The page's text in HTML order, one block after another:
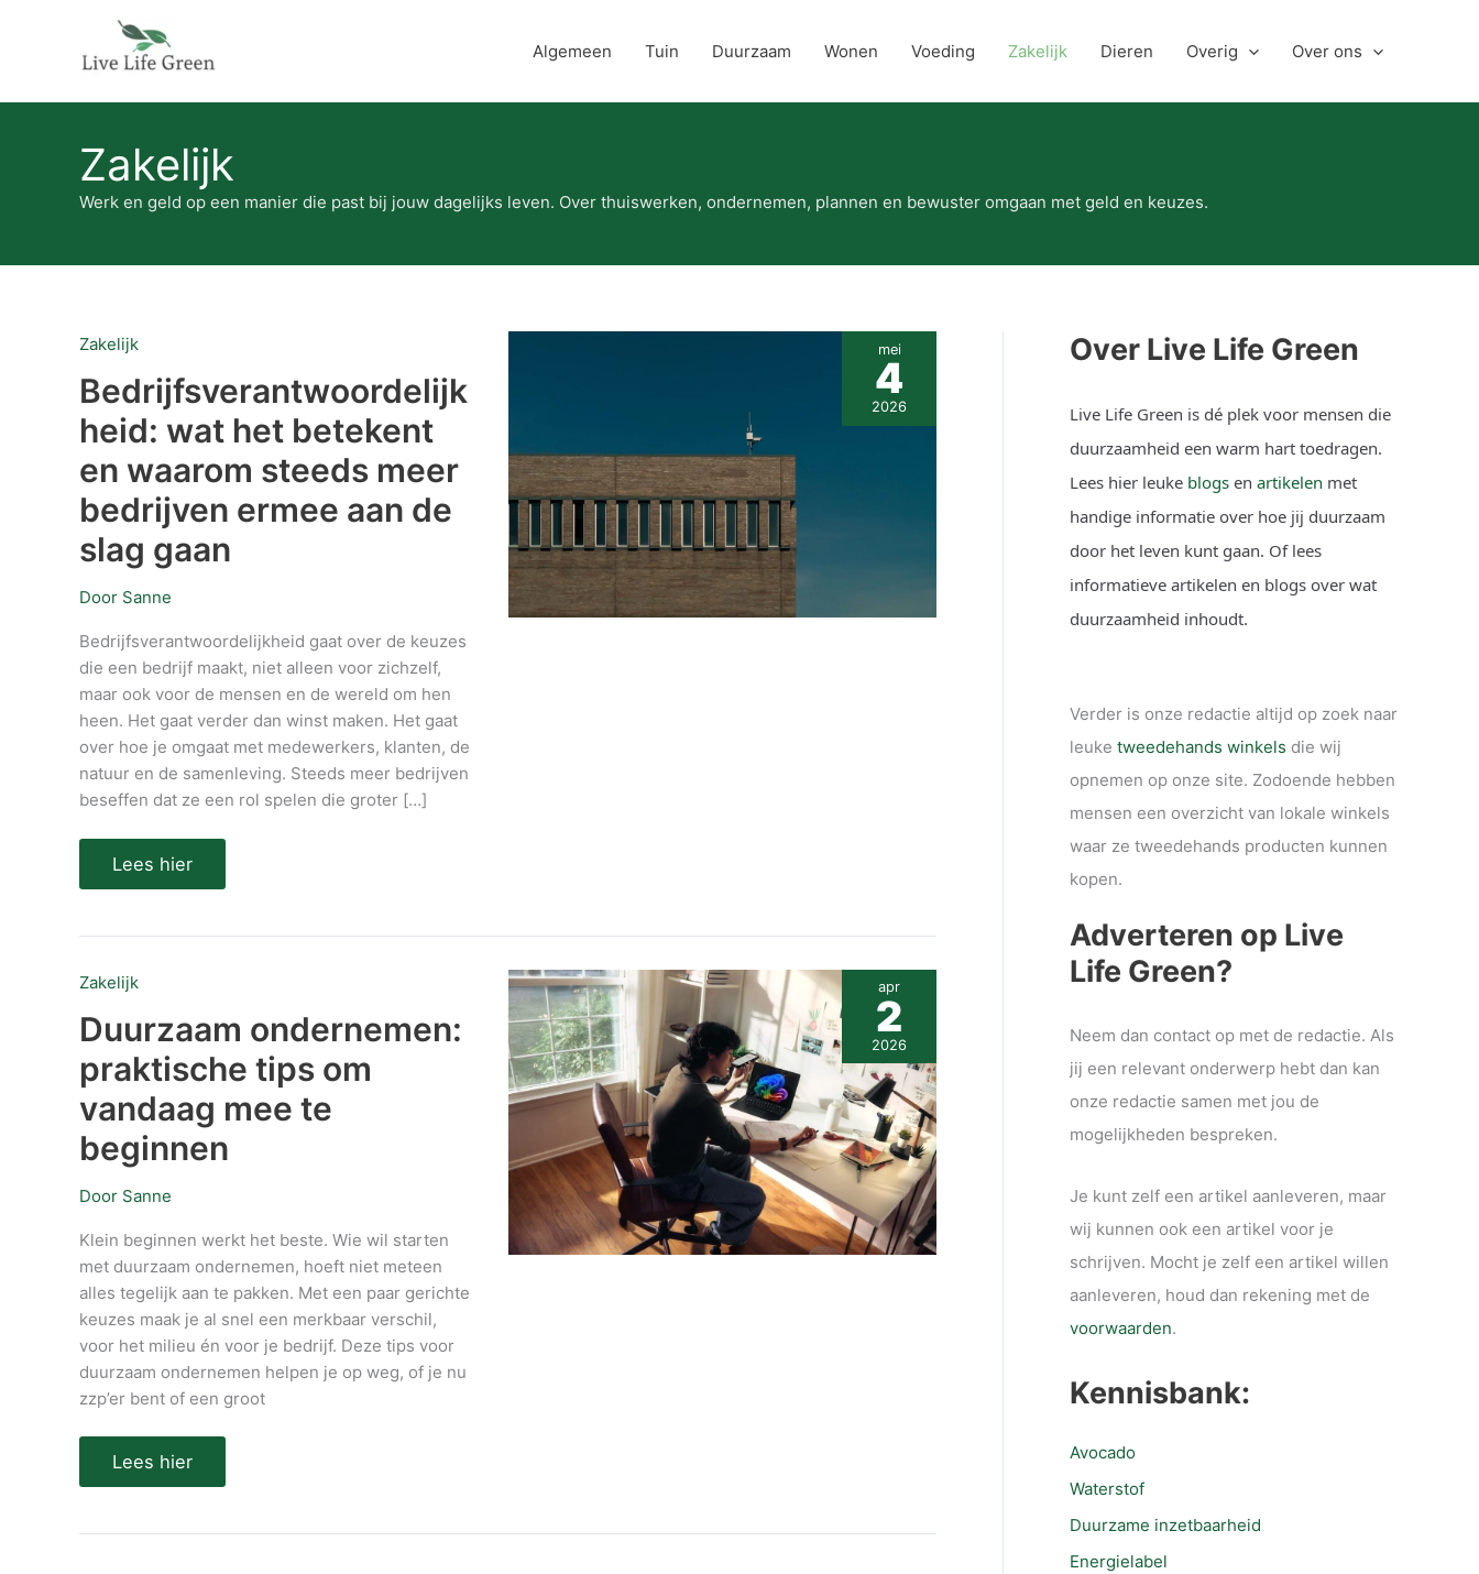
Algemeen Tuin Duurzaam Wonen Voeding Zakelijk Dieren Overig Over ons
Zakelijk
Werk en geld op een manier die past bij jouw dagelijks leven. Over thuiswerken, ondernemen, plannen en bewuster omgaan met geld en keuzes.
Zakelijk
Bedrijfsverantwoordelijk
heid: wat het betekent
en waarom steeds meer
bedrijven ermee aan de
slag gaan
Door Sanne
Bedrijfsverantwoordelijkheid gaat over de keuzes
die een bedrijf maakt, niet alleen voor zichzelf,
maar ook voor de mensen en de wereld om hen
heen. Het gaat verder dan winst maken. Het gaat
over hoe je omgaat met medewerkers, klanten, de
natuur en de samenleving. Steeds meer bedrijven
beseffen dat ze een rol spelen die groter […]
Bedrijfsverantwoordelijkheid:
wat
het
betekent
en
waarom
steeds
meer
bedrijven
ermee
aan
slag
gaan
Lees hier
mei
4
2026
Zakelijk
Duurzaam ondernemen:
praktische tips om
vandaag mee te
beginnen
Door Sanne
Klein beginnen werkt het beste. Wie wil starten
met duurzaam ondernemen, hoeft niet meteen
alles tegelijk aan te pakken. Met een paar gerichte
keuzes maak je al snel een merkbaar verschil,
voor het milieu én voor je bedrijf. Deze tips voor
duurzaam ondernemen helpen je op weg, of je nu
zzp’er bent of een groot
Duurzaam
ondernemen:
tips
om
vandaag
mee
te
beginnen
Lees hier
apr
2
2026
Over Live Life Green
Live Life Green is dé plek voor mensen die
duurzaamheid een warm hart toedragen.
Lees hier leuke blogs en artikelen met
handige informatie over hoe jij duurzaam
door het leven kunt gaan. Of lees
informatieve artikelen en blogs over wat
duurzaamheid inhoudt.
Verder is onze redactie altijd op zoek naar
leuke tweedehands winkels die wij
opnemen op onze site. Zodoende hebben
mensen een overzicht van lokale winkels
waar ze tweedehands producten kunnen
kopen.
Adverteren op Live
Life Green?
Neem dan contact op met de redactie. Als
jij een relevant onderwerp hebt dan kan
onze redactie samen met jou de
mogelijkheden bespreken.
Je kunt zelf een artikel aanleveren, maar
wij kunnen ook een artikel voor je
schrijven. Mocht je zelf een artikel willen
aanleveren, houd dan rekening met de
voorwaarden.
Kennisbank:
Avocado
Waterstof
Duurzame inzetbaarheid
Energielabel